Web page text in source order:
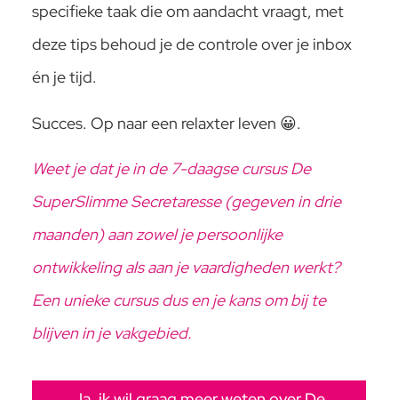
specifieke taak die om aandacht vraagt, met
deze tips behoud je de controle over je inbox
én je tijd.
Succes. Op naar een relaxter leven 😀.
Weet je dat je in de 7-daagse cursus De
SuperSlimme Secretaresse(gegeven in drie
maanden) aan zowel je persoonlijke
ontwikkeling als aan je vaardigheden werkt?
Een unieke cursus dus en je kans om bij te
blijven in je vakgebied.